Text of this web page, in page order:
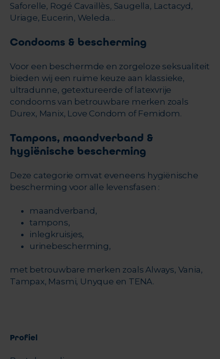
Saforelle, Rogé Cavaillès, Saugella, Lactacyd,
Uriage, Eucerin, Weleda…
Condooms & bescherming
Voor een beschermde en zorgeloze seksualiteit
bieden wij een ruime keuze aan klassieke,
ultradunne, getextureerde of latexvrije
condooms van betrouwbare merken zoals
Durex, Manix, Love Condom of Femidom.
Tampons, maandverband &
hygiënische bescherming
Deze categorie omvat eveneens hygiënische
bescherming voor alle levensfasen :
maandverband,
tampons,
inlegkruisjes,
urinebescherming,
met betrouwbare merken zoals Always, Vania,
Tampax, Masmi, Unyque en TENA.
Profiel